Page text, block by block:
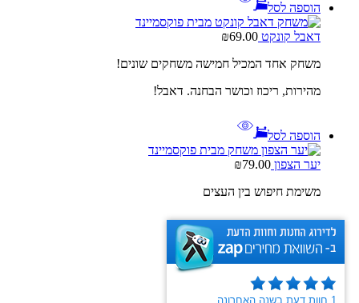
הוספה לסל
דאבל קונקט ₪69.00
משחק אחד המכיל חמישה משחקים שונים!
מהירות, ריכוז וכושר הבחנה. דאבל!
הוספה לסל
יער הצפון ₪79.00
משימת חיפוש בין העצים